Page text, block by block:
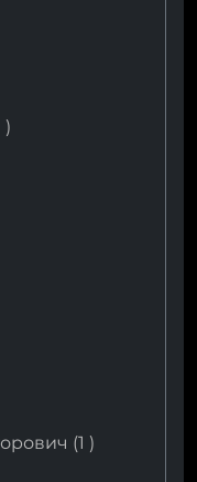
)
(1 )